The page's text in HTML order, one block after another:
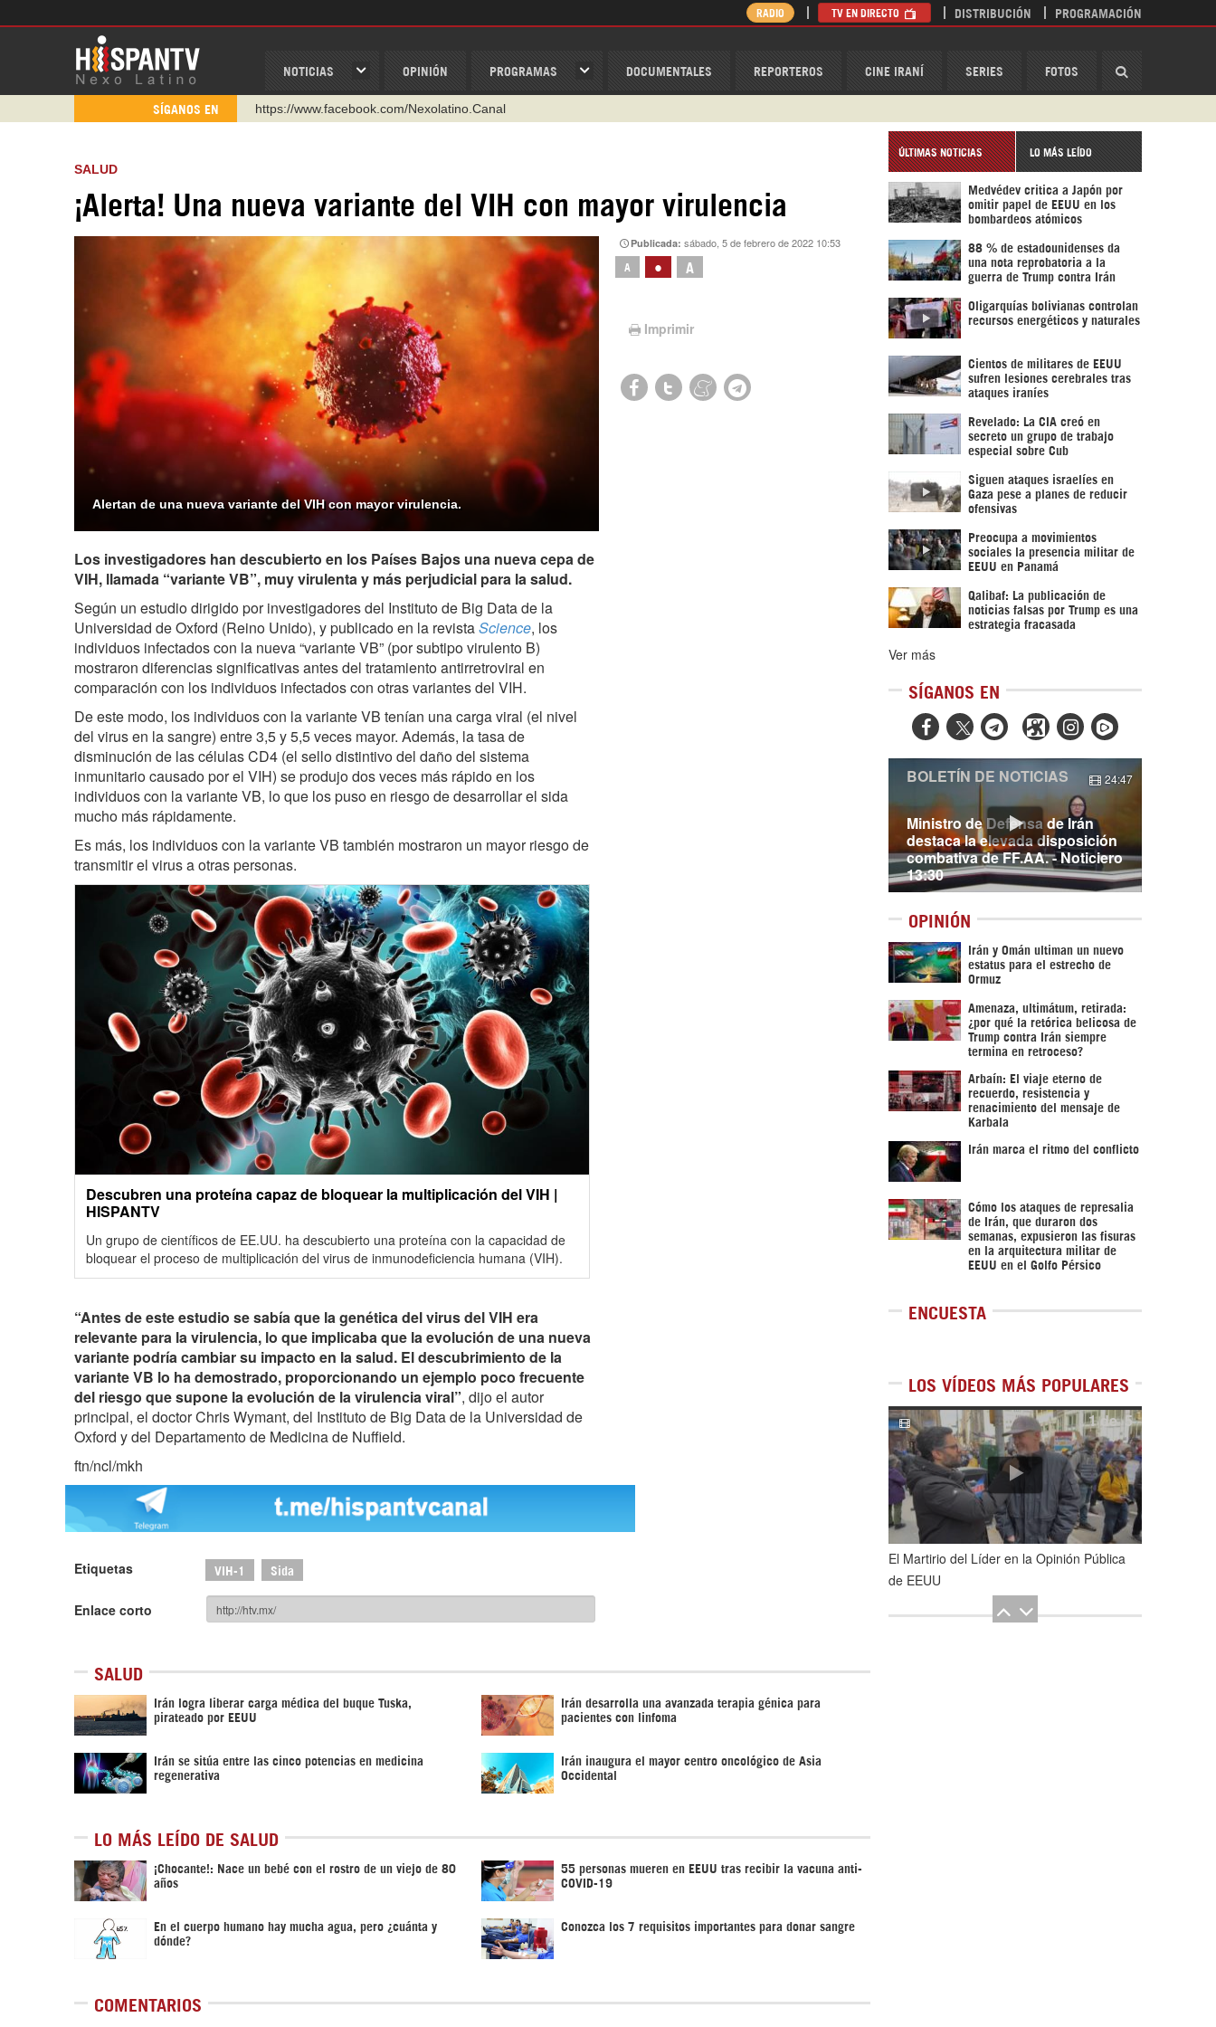
NOTICIAS OPINIÓN PROGRAMAS DOCUMENTALES REPORTEROS CINE IRANÍ SERIES FOTOS
RADIO TV EN DIRECTO DISTRIBUCIÓN PROGRAMACIÓN
SÍGANOS EN
https://www.facebook.com/Nexolatino.Canal
https://t.me/hispantvcanal
https://urmedium.com/c/hispantv
WhatsApp y Viber: +98 921 79 29 404
SALUD
¡Alerta! Una nueva variante del VIH con mayor virulencia
Alertan de una nueva variante del VIH con mayor virulencia.
Publicada:sábado, 5 de febrero de 2022 10:53
A • A
Imprimir
Los investigadores han descubierto en los Países Bajos una nueva cepa de
VIH, llamada “variante VB”, muy virulenta y más perjudicial para la salud.
Según un estudio dirigido por investigadores del Instituto de Big Data de la
Universidad de Oxford (Reino Unido), y publicado en la revistaScience, los
individuos infectados con la nueva “variante VB” (por subtipo virulento B)
mostraron diferencias significativas antes del tratamiento antirretroviral en
comparación con los individuos infectados con otras variantes del VIH.
De este modo, los individuos con la variante VB tenían una carga viral (el nivel
del virus en la sangre) entre 3,5 y 5,5 veces mayor. Además, la tasa de
disminución de las células CD4 (el sello distintivo del daño del sistema
inmunitario causado por el VIH) se produjo dos veces más rápido en los
individuos con la variante VB, lo que los puso en riesgo de desarrollar el sida
mucho más rápidamente.
Es más, los individuos con la variante VB también mostraron un mayor riesgo de
transmitir el virus a otras personas.
Descubren una proteína capaz de bloquear la multiplicación del VIH |
HISPANTV
Un grupo de científicos de EE.UU. ha descubierto una proteína con la capacidad de
bloquear el proceso de multiplicación del virus de inmunodeficiencia humana (VIH).
“Antes de este estudio se sabía que la genética del virus del VIH era
relevante para la virulencia, lo que implicaba que la evolución de una nueva
variante podría cambiar su impacto en la salud. El descubrimiento de la
variante VB lo ha demostrado, proporcionando un ejemplo poco frecuente
del riesgo que supone la evolución de la virulencia viral”, dijo el autor
principal, el doctor Chris Wymant, del Instituto de Big Data de la Universidad de
Oxford y del Departamento de Medicina de Nuffield.
ftn/ncl/mkh
Etiquetas VIH-1 Sida
Enlace corto
SALUD
Irán logra liberar carga médica del buque Tuska,
pirateado por EEUU
Irán desarrolla una avanzada terapia génica para
pacientes con linfoma
Irán se sitúa entre las cinco potencias en medicina
regenerativa
Irán inaugura el mayor centro oncológico de Asia
Occidental
LO MÁS LEÍDO DE SALUD
¡Chocante!: Nace un bebé con el rostro de un viejo de 80
años
55 personas mueren en EEUU tras recibir la vacuna anti-
COVID-19
En el cuerpo humano hay mucha agua, pero ¿cuánta y
dónde?
Conozca los 7 requisitos importantes para donar sangre
COMENTARIOS
ÚLTIMAS NOTICIAS LO MÁS LEÍDO
Medvédev critica a Japón por
omitir papel de EEUU en los
bombardeos atómicos
88 % de estadounidenses da
una nota reprobatoria a la
guerra de Trump contra Irán
Oligarquías bolivianas controlan
recursos energéticos y naturales
Cientos de militares de EEUU
sufren lesiones cerebrales tras
ataques iraníes
Revelado: La CIA creó en
secreto un grupo de trabajo
especial sobre Cub
Siguen ataques israelíes en
Gaza pese a planes de reducir
ofensivas
Preocupa a movimientos
sociales la presencia militar de
EEUU en Panamá
Qalibaf: La publicación de
noticias falsas por Trump es una
estrategia fracasada
Ver más
SÍGANOS EN
  
Ministro de Defensa de Irán
destaca la elevada disposición
combativa de FF.AA. - Noticiero
13:30
BOLETÍN DE NOTICIAS 24:47
OPINIÓN
Irán y Omán ultiman un nuevo
estatus para el estrecho de
Ormuz
Amenaza, ultimátum, retirada:
¿por qué la retórica belicosa de
Trump contra Irán siempre
termina en retroceso?
Arbaín: El viaje eterno de
recuerdo, resistencia y
renacimiento del mensaje de
Karbala
Irán marca el ritmo del conflicto
Cómo los ataques de represalia
de Irán, que duraron dos
semanas, expusieron las fisuras
en la arquitectura militar de
EEUU en el Golfo Pérsico
ENCUESTA
LOS VÍDEOS MÁS POPULARES
1de5
El Martirio del Líder en la Opinión Pública
de EEUU